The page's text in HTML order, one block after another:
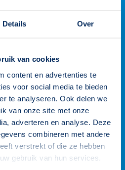
Details Over
van cookies
content en advertenties te
voor social media te bieden
te analyseren. Ook delen we
van onze site met onze
adverteren en analyse. Deze
combineren met andere
verstrekt of die ze hebben
gebruik van hun services.
je klaar